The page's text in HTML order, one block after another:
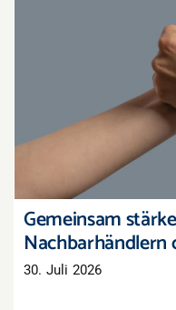
Gemeinsam
Nachbarhändlern
30. Juli 2026